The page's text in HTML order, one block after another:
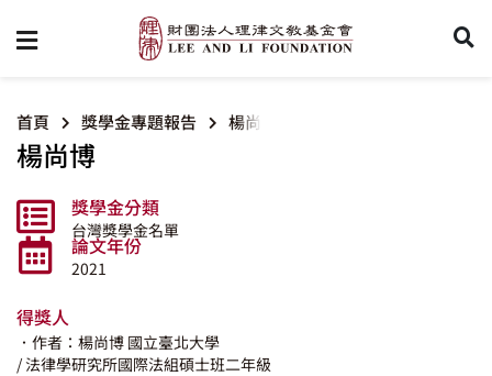
首頁 獎學金專題報告 楊尚博
楊尚博
獎學金分類
台灣獎學金名單
論文年份
2021
得獎人
．作者：楊尚博 國立臺北大學
/ 法律學研究所國際法組碩士班二年級